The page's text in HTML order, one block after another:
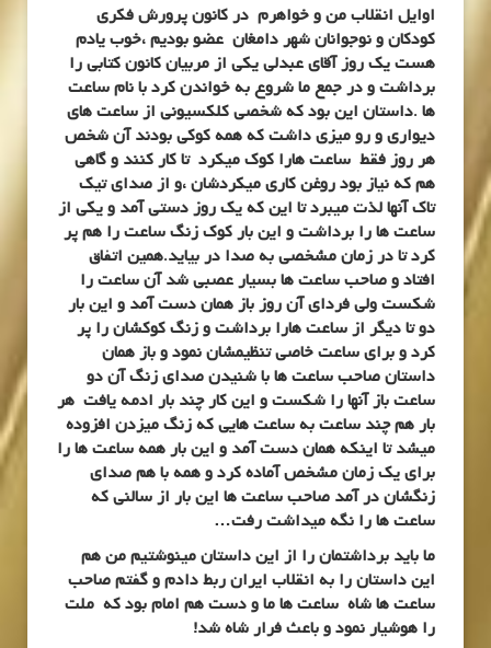
اوایل انقلاب من و خواهرم در کانون پرورش فکری
کودکان و نوجوانان شهر دامغان عضو بودیم ،خوب یادم
هست یک روز آقای عبدلی یکی از مربیان کانون کتابی را
برداشت و در جمع ما شروع به خواندن کرد با نام ساعت
ها .داستان این بود که شخصی کلکسیونی از ساعت های
دیواری و رو میزی داشت که همه کوکی بودند آن شخص
هر روز فقط ساعت هارا کوک میکرد تا کار کنند و گاهی
هم که نیاز بود روغن کاری میکردشان ،و از صدای تیک
تاک آنها لذت میبرد تا این که یک روز دستی آمد و یکی از
ساعت ها را برداشت و این بار کوک زنگ ساعت را هم پر
کرد تا در زمان مشخصی به صدا در بیاید.همین اتفاق
افتاد و صاحب ساعت ها بسیار عصبی شد آن ساعت را
شکست ولی فردای آن روز باز همان دست آمد و این بار
دو تا دیگر از ساعت هارا برداشت و زنگ کوکشان را پر
کرد و برای ساعت خاصی تنظیمشان نمود و باز همان
داستان صاحب ساعت ها با شنیدن صدای زنگ آن دو
ساعت باز آنها را شکست و این کار چند بار ادمه یافت هر
بار هم چند ساعت به ساعت هایی که زنگ میزدن افزوده
میشد تا اینکه همان دست آمد و این بار همه ساعت ها را
برای یک زمان مشخص آماده کرد و همه با هم صدای
زنگشان در آمد صاحب ساعت ها این بار از سالنی که
ساعت ها را نگه میداشت رفت…
ما باید برداشتمان را از این داستان مینوشتیم من هم
این داستان را به انقلاب ایران ربط دادم و گفتم صاحب
ساعت ها شاه ساعت ها ما و دست هم امام بود که ملت
را هوشیار نمود و باعث فرار شاه شد!